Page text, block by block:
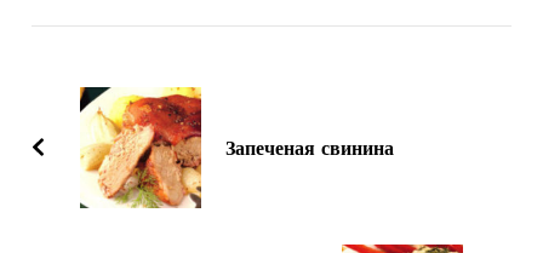
записям
Запеченая свинина